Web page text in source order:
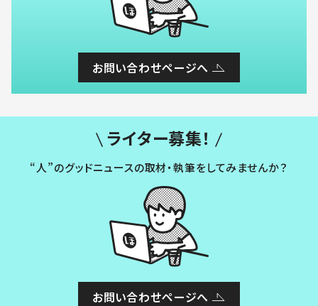
お問い合わせページへ
ライター募集！
“人”のグッドニュースの取材・執筆をしてみませんか？
お問い合わせページへ